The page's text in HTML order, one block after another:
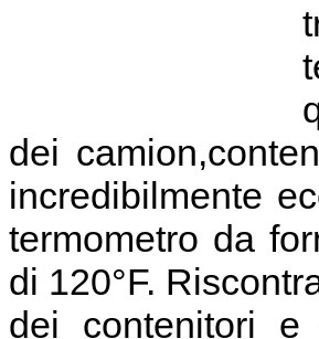
dei
incredibilmente
termometro da
di 120°F.
dei contenitori e